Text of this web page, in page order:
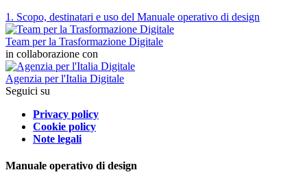
1. Scopo, destinatari e uso del Manuale operativo di design
Team per la Trasformazione Digitale
in collaborazione con
Agenzia per l'Italia Digitale
Seguici su
Privacy policy
Cookie policy
Note legali
Manuale operativo di design